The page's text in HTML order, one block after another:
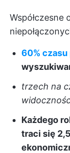
Współczesne
60%
trzech na
Każdego
traci się